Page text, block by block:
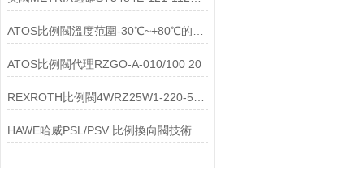
ATOS比例閥代理RZGO-A-010/100 20
HAWE哈威PSL/PSV 比例換向閥技術參數及使用優點